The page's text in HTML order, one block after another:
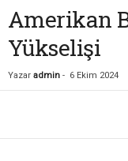
Amerikan
Yükselişi
Yazar admin - 6 Ekim 2024